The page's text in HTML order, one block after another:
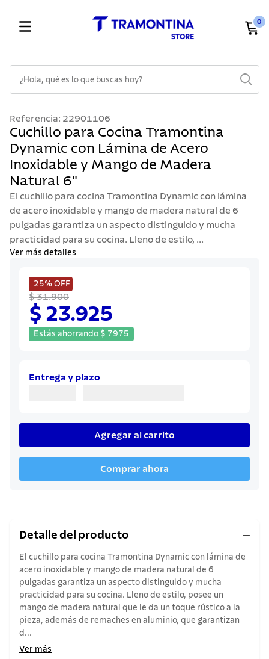
0
Referencia: 22901106
Cuchillo para Cocina Tramontina
Dynamic con Lámina de Acero
Inoxidable y Mango de Madera
Natural 6"
El cuchillo para cocina Tramontina Dynamic con lámina
de acero inoxidable y mango de madera natural de 6
pulgadas garantiza un aspecto distinguido y mucha
practicidad para su cocina. Lleno de estilo, ...
Ver más detalles
25% OFF
$ 31.900
$ 23.925
Estás ahorrando $ 7975
Entrega y plazo
Agregar al carrito
Comprar ahora
Detalle del producto
El cuchillo para cocina Tramontina Dynamic con lámina de
acero inoxidable y mango de madera natural de 6
pulgadas garantiza un aspecto distinguido y mucha
practicidad para su cocina. Lleno de estilo, posee un
mango de madera natural que le da un toque rústico a la
pieza, además de remaches en aluminio, que garantizan
d...
Ver más
1 .
cuchillos
2.
cubiertos
3.
sarten
4.
lavaplatos
5.
acero inoxidable
6.
ollas
7.
juego cuchillos
cuchillo
10. olla